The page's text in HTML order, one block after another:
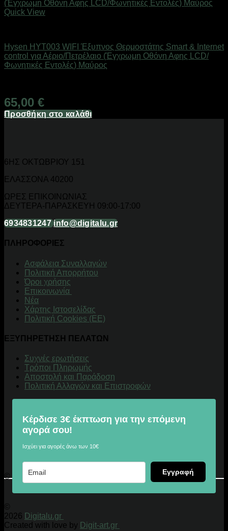
Quick View
Hysen HYT003 WIFI Έξυπνος Θερμοστάτης Smart & Internet
control για Αέριο/Πετρέλαιο (Έγχρωμη Οθόνη Αφης LCD/
Φωνητικές Εντολές) Μαύρος
65,00 €
Προσθήκη στο καλάθι
6ΗΣ ΟΚΤΩΒΡΙΟΥ 151
ΕΛΑΣΣΟΝΑ 40200
ΩΡΕΣ ΕΠΙΚΟΙΝΩΝΙΑΣ
ΔΕΥΤΕΡΑ-ΠΑΡΑΣΚΕΥΗ 09:00-17:00
6934831247 info@digitalu.gr
ΠΛΗΡΟΦΟΡΙΕΣ
Aσφάλεια Συναλλαγών
Πολιτική Απορρήτου
Όροι χρήσης
Επικοινωνία
Νέα
Χάρτης Ιστοσελίδας
Πολιτική Cookies (ΕΕ)
ΕΞΥΠΗΡΕΤΗΣΗ ΠΕΛΑΤΩΝ
Συχνές ερωτήσεις
Τρόποι Πληρωμής
Αποστολή και Παράδοση
Πολιτική Αλλαγών και Επιστροφών
Κέρδισε 3€ έκπτωση για την επόμενη
αγορά σου!
Ισχύει για αγορές άνω των 10€
Εγγραφή
© 2026 Digitalu.gr
©
2026 Digitalu.gr
Created with love by Digit-art.gr